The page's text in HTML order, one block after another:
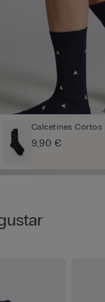
Calcetines
9,90 €